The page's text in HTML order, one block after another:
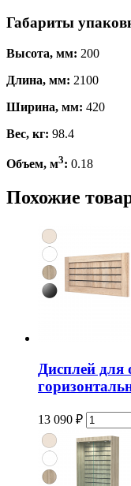
Габариты
Высота, мм: 200
Длина, мм: 2100
Ширина, мм: 420
Вес, кг: 98.4
Объем, м3: 0.18
Похожие
Дисплей
13 090 ₽